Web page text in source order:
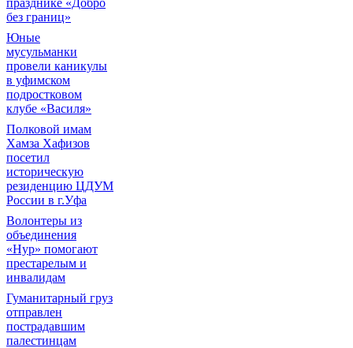
празднике «Добро
без границ»
Юные
мусульманки
провели каникулы
в уфимском
подростковом
клубе «Василя»
Полковой имам
Хамза Хафизов
посетил
историческую
резиденцию ЦДУМ
России в г.Уфа
Волонтеры из
объединения
«Нур» помогают
престарелым и
инвалидам
Гуманитарный груз
отправлен
пострадавшим
палестинцам